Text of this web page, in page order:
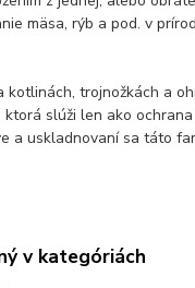
mäsa, rýb a pod. v
kotlinách, trojnožkách a
slúži len ako
a uskladnovaní sa táto
v kategóriách